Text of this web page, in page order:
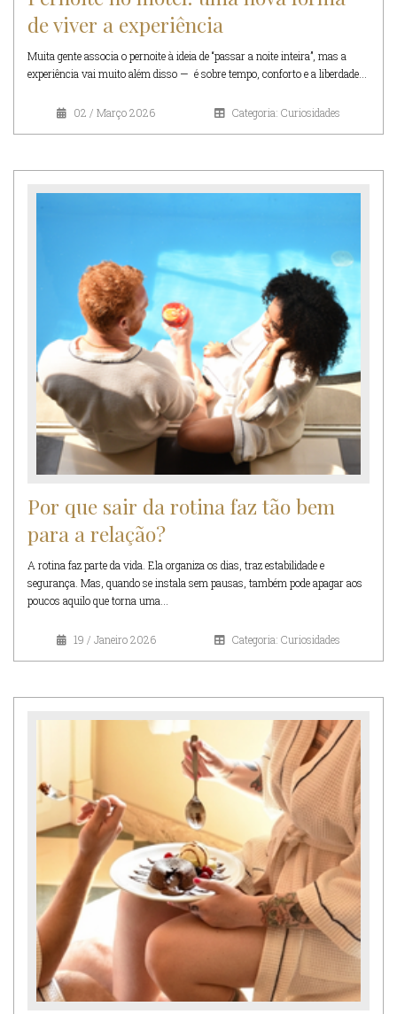
de viver a experiência
Muita gente associa o pernoite à ideia de “passar a noite inteira”, mas a
experiência vai muito além disso — é sobre tempo, conforto e a liberdade...
02 / Março 2026 Categoria: Curiosidades
Por que sair da rotina faz tão bem
para a relação?
A rotina faz parte da vida. Ela organiza os dias, traz estabilidade e
segurança. Mas, quando se instala sem pausas, também pode apagar aos
poucos aquilo que torna uma...
19 / Janeiro 2026 Categoria: Curiosidades